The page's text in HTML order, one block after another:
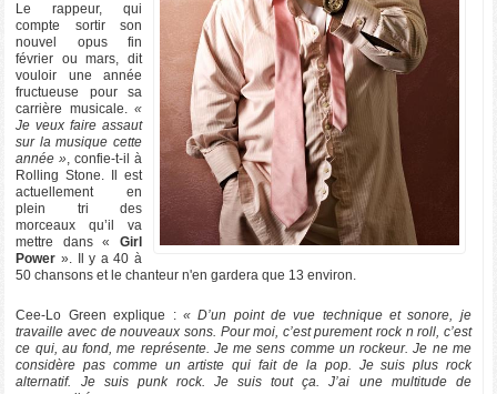
Le rappeur, qui
compte sortir son
nouvel opus fin
février ou mars, dit
vouloir une année
fructueuse pour sa
carrière musicale. «
Je veux faire assaut
sur la musique cette
année », confie-t-il à
Rolling Stone. Il est
actuellement en
plein tri des
morceaux qu’il va
mettre dans « Girl
Power ». Il y a 40 à
50 chansons et le chanteur n'en gardera que 13 environ.
Cee-Lo Green explique : « D’un point de vue technique et sonore, je
travaille avec de nouveaux sons. Pour moi, c’est purement rock n roll, c’est
ce qui, au fond, me représente. Je me sens comme un rockeur. Je ne me
considère pas comme un artiste qui fait de la pop. Je suis plus rock
alternatif. Je suis punk rock. Je suis tout ça. J’ai une multitude de